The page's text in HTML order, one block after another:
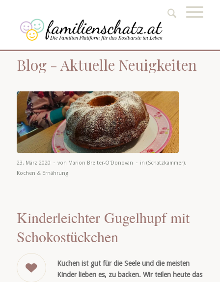
Blog - Aktuelle Neuigkeiten
23. März 2020 - von Marion Breiter-O'Donovan - in (Schatzkammer),
Kochen & Ernährung
Kinderleichter Gugelhupf mit
Schokostückchen
Kuchen ist gut für die Seele und die meisten
Kinder lieben es, zu backen. Wir teilen heute das